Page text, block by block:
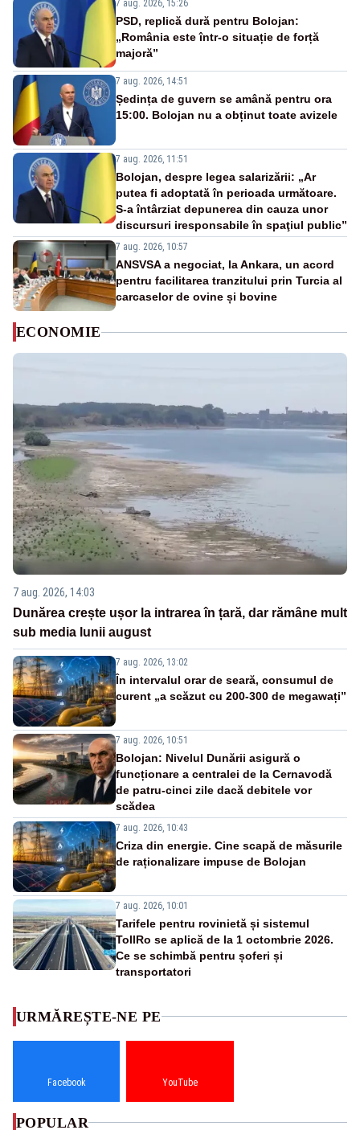
7 aug. 2026, 15:26
PSD, replică dură pentru Bolojan:
„România este într-o situație de forță
majoră”
7 aug. 2026, 14:51
Ședința de guvern se amână pentru ora
15:00. Bolojan nu a obținut toate avizele
7 aug. 2026, 11:51
Bolojan, despre legea salarizării: „Ar
putea fi adoptată în perioada următoare.
S-a întârziat depunerea din cauza unor
discursuri iresponsabile în spaţiul public”
7 aug. 2026, 10:57
ANSVSA a negociat, la Ankara, un acord
pentru facilitarea tranzitului prin Turcia al
carcaselor de ovine și bovine
ECONOMIE
7 aug. 2026, 14:03
Dunărea crește ușor la intrarea în țară, dar rămâne mult
sub media lunii august
7 aug. 2026, 13:02
În intervalul orar de seară, consumul de
curent „a scăzut cu 200-300 de megawați”
7 aug. 2026, 10:51
Bolojan: Nivelul Dunării asigură o
funcționare a centralei de la Cernavodă
de patru-cinci zile dacă debitele vor
scădea
7 aug. 2026, 10:43
Criza din energie. Cine scapă de măsurile
de raționalizare impuse de Bolojan
7 aug. 2026, 10:01
Tarifele pentru rovinietă și sistemul
TollRo se aplică de la 1 octombrie 2026.
Ce se schimbă pentru șoferi și
transportatori
URMĂREȘTE-NE PE
Facebook YouTube
POPULAR